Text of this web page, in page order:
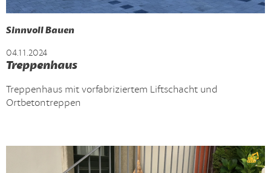
Sinnvoll Bauen
04.11.2024
Treppenhaus
Treppenhaus mit vorfabriziertem Liftschacht und
Ortbetontreppen